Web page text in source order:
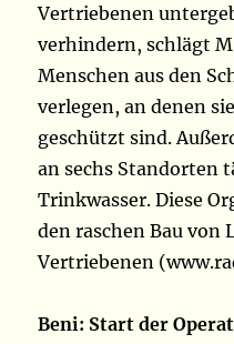
Vertriebenen
verhindern, schlägt
Menschen aus den
verlegen, an denen
geschützt sind.
an sechs Standorten
Trinkwasser. Diese
den raschen Bau von
Vertriebenen
Beni: Start der